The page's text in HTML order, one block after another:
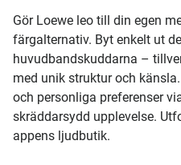
Gör Loewe leo till din egen
färgalternativ. Byt enkelt ut
huvudbandskuddarna –
med unik struktur och
och personliga preferenser
skräddarsydd upplevelse.
appens ljudbutik.